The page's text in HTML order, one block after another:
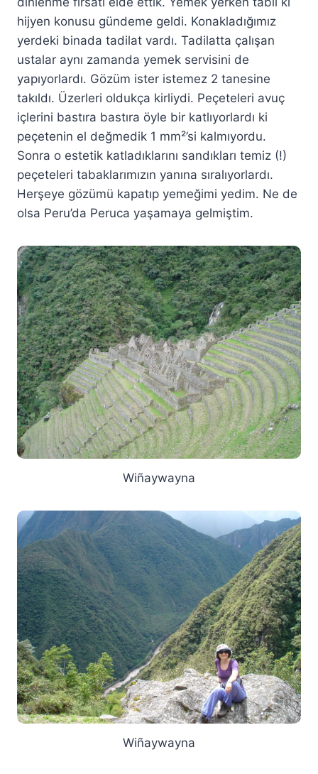
hijyen konusu gündeme geldi. Konakladığımız
yerdeki binada tadilat vardı. Tadilatta çalışan
ustalar aynı zamanda yemek servisini de
yapıyorlardı. Gözüm ister istemez 2 tanesine
takıldı. Üzerleri oldukça kirliydi. Peçeteleri avuç
içlerini bastıra bastıra öyle bir katlıyorlardı ki
peçetenin el değmedik 1 mm²’si kalmıyordu.
Sonra o estetik katladıklarını sandıkları temiz (!)
peçeteleri tabaklarımızın yanına sıralıyorlardı.
Herşeye gözümü kapatıp yemeğimi yedim. Ne de
olsa Peru’da Peruca yaşamaya gelmiştim.
Wiñaywayna
Wiñaywayna